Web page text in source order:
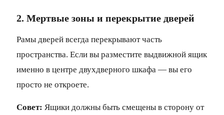
2. Мертвые зоны и перекрытие дверей
Рамы дверей всегда перекрывают часть
пространства. Если вы разместите выдвижной ящик
именно в центре двухдверного шкафа — вы его
просто не откроете.
Совет: Ящики должны быть смещены в сторону от